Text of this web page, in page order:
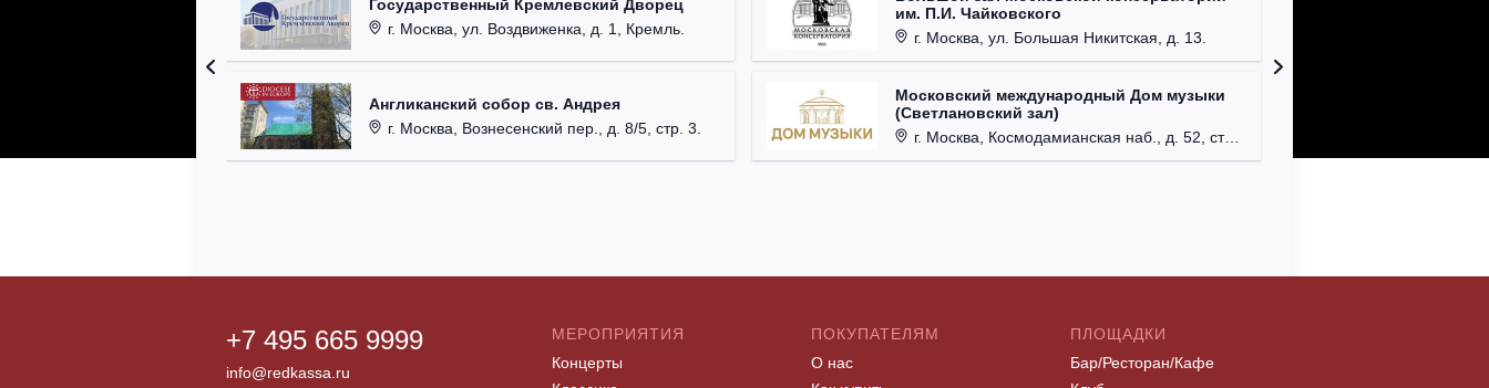
Государственный Кремлевский Дворец
г. Москва, ул. Воздвиженка, д. 1, Кремль.
Англиканский собор св. Андрея
г. Москва, Вознесенский пер., д. 8/5, стр. 3.
им. П.И. Чайковского
г. Москва, ул. Большая Никитская, д. 13.
Московский международный Дом музыки
(Светлановский зал)
г. Москва, Космодамианская наб., д. 52, стр. 8.
+7 495 665 9999
info@redkassa.ru
МЕРОПРИЯТИЯ
Концерты
ПОКУПАТЕЛЯМ
О нас
ПЛОЩАДКИ
Бар/Ресторан/Кафе